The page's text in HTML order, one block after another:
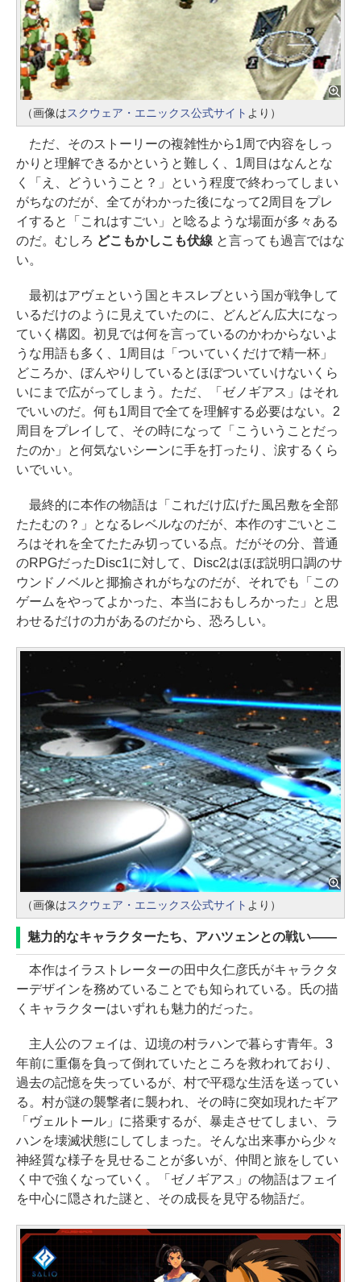
（画像はスクウェア・エニックス公式サイト より）
ただ、そのストーリーの複雑性から1周で内容をしっ
かりと理解できるかというと難しく、1周目はなんとな
く「え、どういうこと？」という程度で終わってしまい
がちなのだが、全てがわかった後になって2周目をプレ
イすると「これはすごい」と唸るような場面が多々ある
のだ。むしろ どこもかしこも伏線 と言っても過言ではな
い。
最初はアヴェという国とキスレブという国が戦争して
いるだけのように見えていたのに、どんどん広大になっ
ていく構図。初見では何を言っているのかわからないよ
うな用語も多く、1周目は「ついていくだけで精一杯」
どころか、ぼんやりしているとほぼついていけないくら
いにまで広がってしまう。ただ、「ゼノギアス」はそれ
でいいのだ。何も1周目で全てを理解する必要はない。2
周目をプレイして、その時になって「こういうことだっ
たのか」と何気ないシーンに手を打ったり、涙するくら
いでいい。
最終的に本作の物語は「これだけ広げた風呂敷を全部
たたむの？」となるレベルなのだが、本作のすごいとこ
ろはそれを全てたたみ切っている点。だがその分、普通
のRPGだったDisc1に対して、Disc2はほぼ説明口調のサ
ウンドノベルと揶揄されがちなのだが、それでも「この
ゲームをやってよかった、本当におもしろかった」と思
わせるだけの力があるのだから、恐ろしい。
（画像はスクウェア・エニックス公式サイト より）
魅力的なキャラクターたち、アハツェンとの戦い——
本作はイラストレーターの田中久仁彦氏がキャラクタ
ーデザインを務めていることでも知られている。氏の描
くキャラクターはいずれも魅力的だった。
主人公のフェイは、辺境の村ラハンで暮らす青年。3
年前に重傷を負って倒れていたところを救われており、
過去の記憶を失っているが、村で平穏な生活を送ってい
る。村が謎の襲撃者に襲われ、その時に突如現れたギア
「ヴェルトール」に搭乗するが、暴走させてしまい、ラ
ハンを壊滅状態にしてしまった。そんな出来事から少々
神経質な様子を見せることが多いが、仲間と旅をしてい
く中で強くなっていく。「ゼノギアス」の物語はフェイ
を中心に隠された謎と、その成長を見守る物語だ。